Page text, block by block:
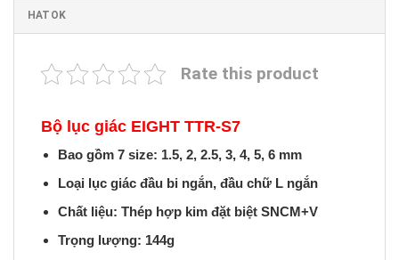
HATOK
Rate this product
Bộ lục giác EIGHT TTR-S7
Bao gồm 7 size: 1.5, 2, 2.5, 3, 4, 5, 6 mm
Loại lục giác đầu bi ngắn, đầu chữ L ngắn
Chất liệu: Thép hợp kim đặt biệt SNCM+V
Trọng lượng: 144g